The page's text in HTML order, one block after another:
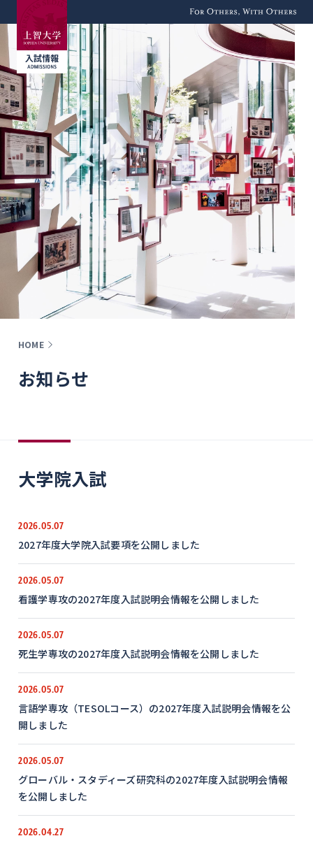
For Others, With
Others
HOME
お知らせ
大学院入試
2026.05.07
2027年度大学院入試要項を公開しました
2026.05.07
看護学専攻の2027年度入試説明会情報を公開しました
2026.05.07
死生学専攻の2027年度入試説明会情報を公開しました
2026.05.07
言語学専攻（TESOLコース）の2027年度入試説明会情報を公
開しました
2026.05.07
グローバル・スタディーズ研究科の2027年度入試説明会情報
を公開しました
2026.04.27